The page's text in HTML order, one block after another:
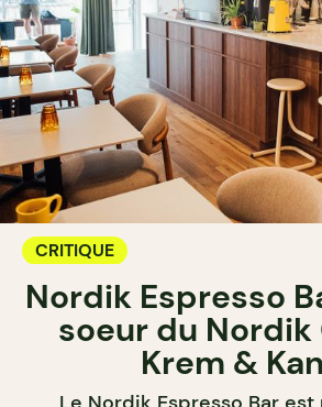
CRITIQUE
Nordik Espresso
soeur du Nordik
Krem &